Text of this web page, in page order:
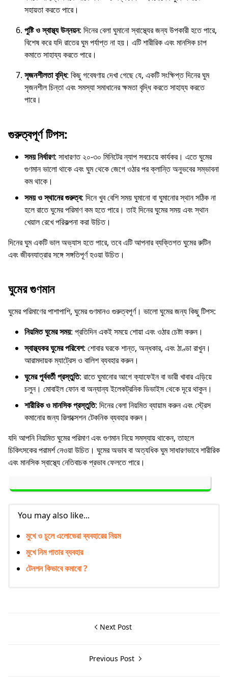
সহায়তা করতে পারে।
পুষ্টি ও স্বাস্থ্য উন্নয়ন: দিনের বেলা ঘুমানো স্বাস্থ্যের জন্য উপকারী হতে পারে,
বিশেষ করে যদি রাতের ঘুম পর্যাপ্ত না হয়। এটি শারীরিক এবং মানসিক চাপ
কমাতে সাহায্য করতে পারে।
সৃজনশীলতা বৃদ্ধি: কিছু গবেষণায় দেখা গেছে যে, একটি সংক্ষিপ্ত দিনের ঘুম
সৃজনশীল চিন্তা এবং সমস্যা সমাধানের ক্ষমতা বৃদ্ধি করতে সাহায্য করতে
পারে।
গুরুত্বপূর্ণ টিপস:
সময় নির্ধারণ: সাধারণত ২০-৩০ মিনিটের ন্যাপ সবচেয়ে কার্যকর। এতে ঘুমের
গুণমান ভালো থাকে এবং ঘুম থেকে জেগে ওঠার পর ক্লান্তি অনুভবের সম্ভাবনা
কম থাকে।
সময় ও স্থানের গুরুত্ব: দিনে খুব বেশি সময় ঘুমানো বা ঘুমানোর স্থান সঠিক না
হলে রাতে ঘুমের পরিমাণ কম হতে পারে। তাই দিনের ঘুমের সময় এবং স্থান
খেয়াল রেখে পরিকল্পনা করা উচিত।
দিনের ঘুম একটি ভাল অভ্যাস হতে পারে, তবে এটি আপনার ব্যক্তিগত ঘুমের রুটিন
এবং জীবনযাত্রার সঙ্গে সঙ্গতিপূর্ণ হওয়া উচিত।
ঘুমের গুণমান
ঘুমের পরিমাণের পাশাপাশি, ঘুমের গুণমানও গুরুত্বপূর্ণ। ভালো ঘুমের জন্য কিছু টিপস:
নিয়মিত ঘুমের সময়: প্রতিদিন একই সময়ে শোয়া এবং ওঠার চেষ্টা করুন।
স্বাস্থ্যকর ঘুমের পরিবেশ: শোবার ঘরকে শান্ত, অন্ধকার, এবং ঠাণ্ডা রাখুন।
আরামদায়ক ম্যাট্রেস ও বালিশ ব্যবহার করুন।
ঘুমের পূর্ববর্তী প্রস্তুতি: রাতে ঘুমানোর আগে ক্যাফেইন বা ভারী খাবার এড়িয়ে
চলুন। মোবাইল ফোন বা অন্যান্য ইলেকট্রনিক ডিভাইস থেকে দূরে থাকুন।
শারীরিক ও মানসিক প্রস্তুতি: দিনের বেলা নিয়মিত ব্যায়াম করুন এবং স্ট্রেস
কমানোর জন্য রিলাক্সেশন টেকনিক ব্যবহার করুন।
যদি আপনি নিয়মিত ঘুমের পরিমাণ এবং গুণমান নিয়ে সমস্যায় থাকেন, তাহলে
চিকিৎসকের পরামর্শ নেওয়া উচিত। ঘুমের অভাব বা অত্যধিক ঘুম সাধারণভাবে শারীরিক
এবং মানসিক স্বাস্থ্যে নেতিবাচক প্রভাব ফেলতে পারে।
You may also like...
মুখে ও চুলে এলোভেরা ব্যবহারের নিয়ম
মুখে নিম পাতার ব্যবহার
টেনশন কিভাবে কমাবো ?
Next Post
Previous Post